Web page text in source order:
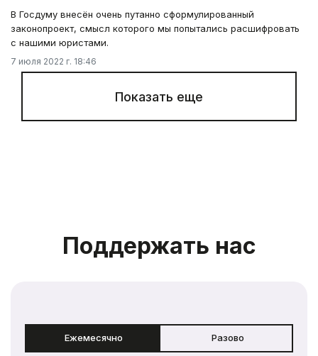
В Госдуму внесён очень путанно сформулированный
законопроект, смысл которого мы попытались расшифровать
с нашими юристами.
7 июля 2022 г. 18:46
Показать еще
Поддержать нас
Ежемесячно Разово